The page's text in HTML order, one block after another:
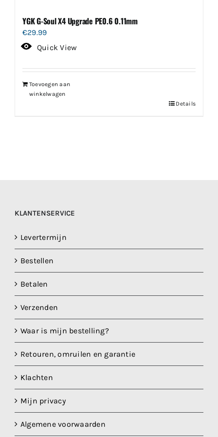
YGK G-Soul X4 Upgrade PE0.6 0.11mm
€29.99
Quick View
Toevoegen aan
winkelwagen
Details
KLANTENSERVICE
Levertermijn
Bestellen
Betalen
Verzenden
Waar is mijn bestelling?
Retouren, omruilen en garantie
Klachten
Mijn privacy
Algemene voorwaarden